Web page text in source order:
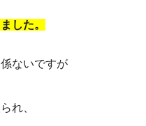
した。
ないですが
れ、